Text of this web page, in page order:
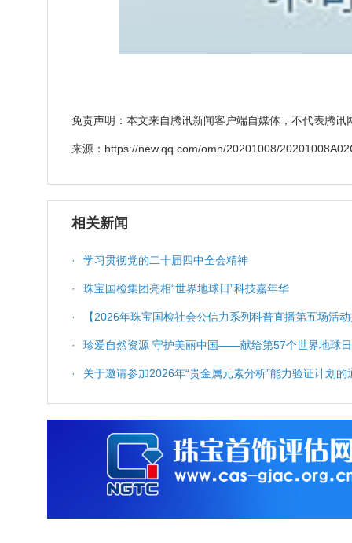
免责声明：本文来自腾讯新闻客户端自媒体，不代表腾讯
来源：https://new.qq.com/omn/20201008/
相关新闻
· 学习贯彻党的二十届四中全会精神
· 珠宝国检集团亮相“世界地球日”科技嘉年华
· 【2026年珠宝国检社会公信力系列科普直播第五场活
科普服务与质量保障
· 珍爱自然资源 守护美丽中国——献给第57个世界地球日
· 关于邀请参加2026年“贵金属元素分析”能力验证计划的